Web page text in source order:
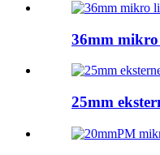
36mm
25mm